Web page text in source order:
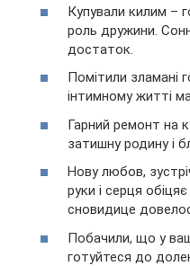
Купували килим –
роль дружини.
достаток.
Помітили зламані
інтимному житті
Гарний ремонт на
затишну родину і
Нову любов,
руки і серця
сновидице
Побачили, що у
готуйтеся до